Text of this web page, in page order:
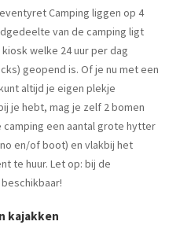
Camping liggen op 4
van de camping ligt
welke 24 uur per dag
geopend is. Of je nu met een
altijd je eigen plekje
je hebt, mag je zelf 2 bomen
camping een aantal grote hytter
en/of boot) en vlakbij het
te huur. Let op: bij de
kajakken